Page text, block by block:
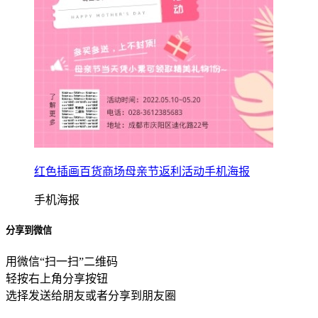
红色插画百货商场母亲节返利活动手机海报
手机海报
分享到微信
用微信“扫一扫”二维码
轻按右上角分享按钮
选择发送给朋友或者分享到朋友圈